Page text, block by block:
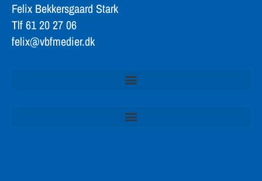
Felix Bekkersgaard Stark
Tlf 61 20 27 06
felix@vbfmedier.dk